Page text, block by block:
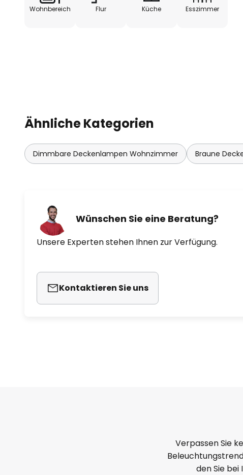
Wohnbereich Flur Küche Esszimmer
Ähnliche Kategorien
Dimmbare Deckenlampen Wohnzimmer Braune
Wünschen Sie eine Beratung?
Unsere Experten stehen Ihnen zur Verfügung.
Kontaktieren Sie uns
Verpassen Sie
den Sie